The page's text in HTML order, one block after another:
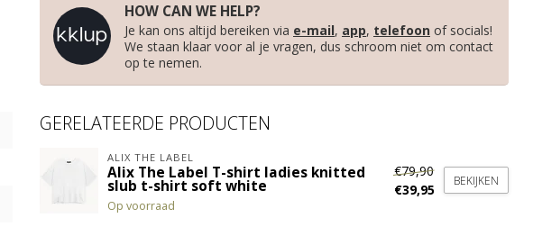
HOW CAN WE HELP?
Je kan ons altijd bereiken via e-mail, app, telefoon of socials!
We staan klaar voor al je vragen, dus schroom niet om contact
op te nemen.
GERELATEERDE PRODUCTEN
ALIX THE LABEL
Alix The Label T-shirt ladies knitted
slub t-shirt soft white
Op voorraad
€79,90
€39,95
BEKIJKEN